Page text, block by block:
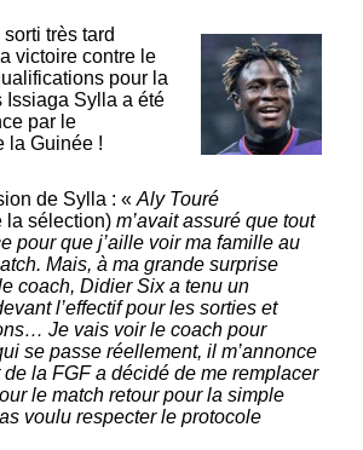
très tard
victoire contre le
pour la
Issiaga Sylla a été
par le
la Guinée !
de Sylla : «Aly Touré
la sélection)m’avait assuré que tout
pour que j’aille voir ma famille au
Mais, à ma grande surprise
coach, Didier Six a tenu un
l’effectif pour les sorties et
Je vais voir le coach pour
se passe réellement, il m’annonce
la FGF a décidé de me remplacer
le match retour pour la simple
voulu respecter le protocole